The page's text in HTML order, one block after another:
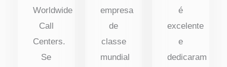
Worldwide
Call
Centers.
Se
empresa
de
classe
mundial
é
excelente
e
dedicaram